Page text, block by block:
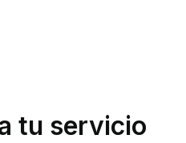
tu servicio